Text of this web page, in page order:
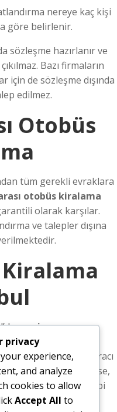
nereye kaç kişi
göre belirlenir.
sözleşme hazırlanır ve
Bazı firmaların
de sözleşme dışında
edilmez.
Otobüs
tüm gerekli evraklara
otobüs kiralama
olarak karşılar.
ve talepler dışına
Kiralama
servis aracı
garantili ve yasal
Servis Aracı
arası neresi olacak ise,
geri dönüş zamanı gibi
privacy
experience,
and analyze
cookies to allow
Accept All to